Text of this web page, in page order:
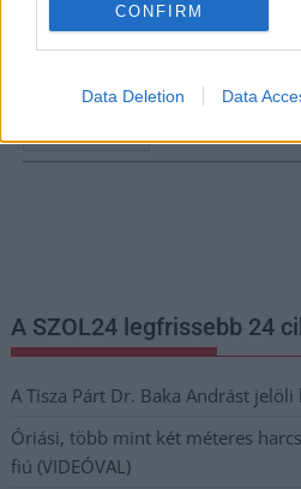
CONFIRM
Data Deletion Data
Adja meg keresztnevét:
Megismertem és elfogadom a
A SZOL24 legfrissebb 24
A Tisza Párt Dr. Baka Andrást
Óriási, több mint két méteres
fiú (VIDEÓVAL)